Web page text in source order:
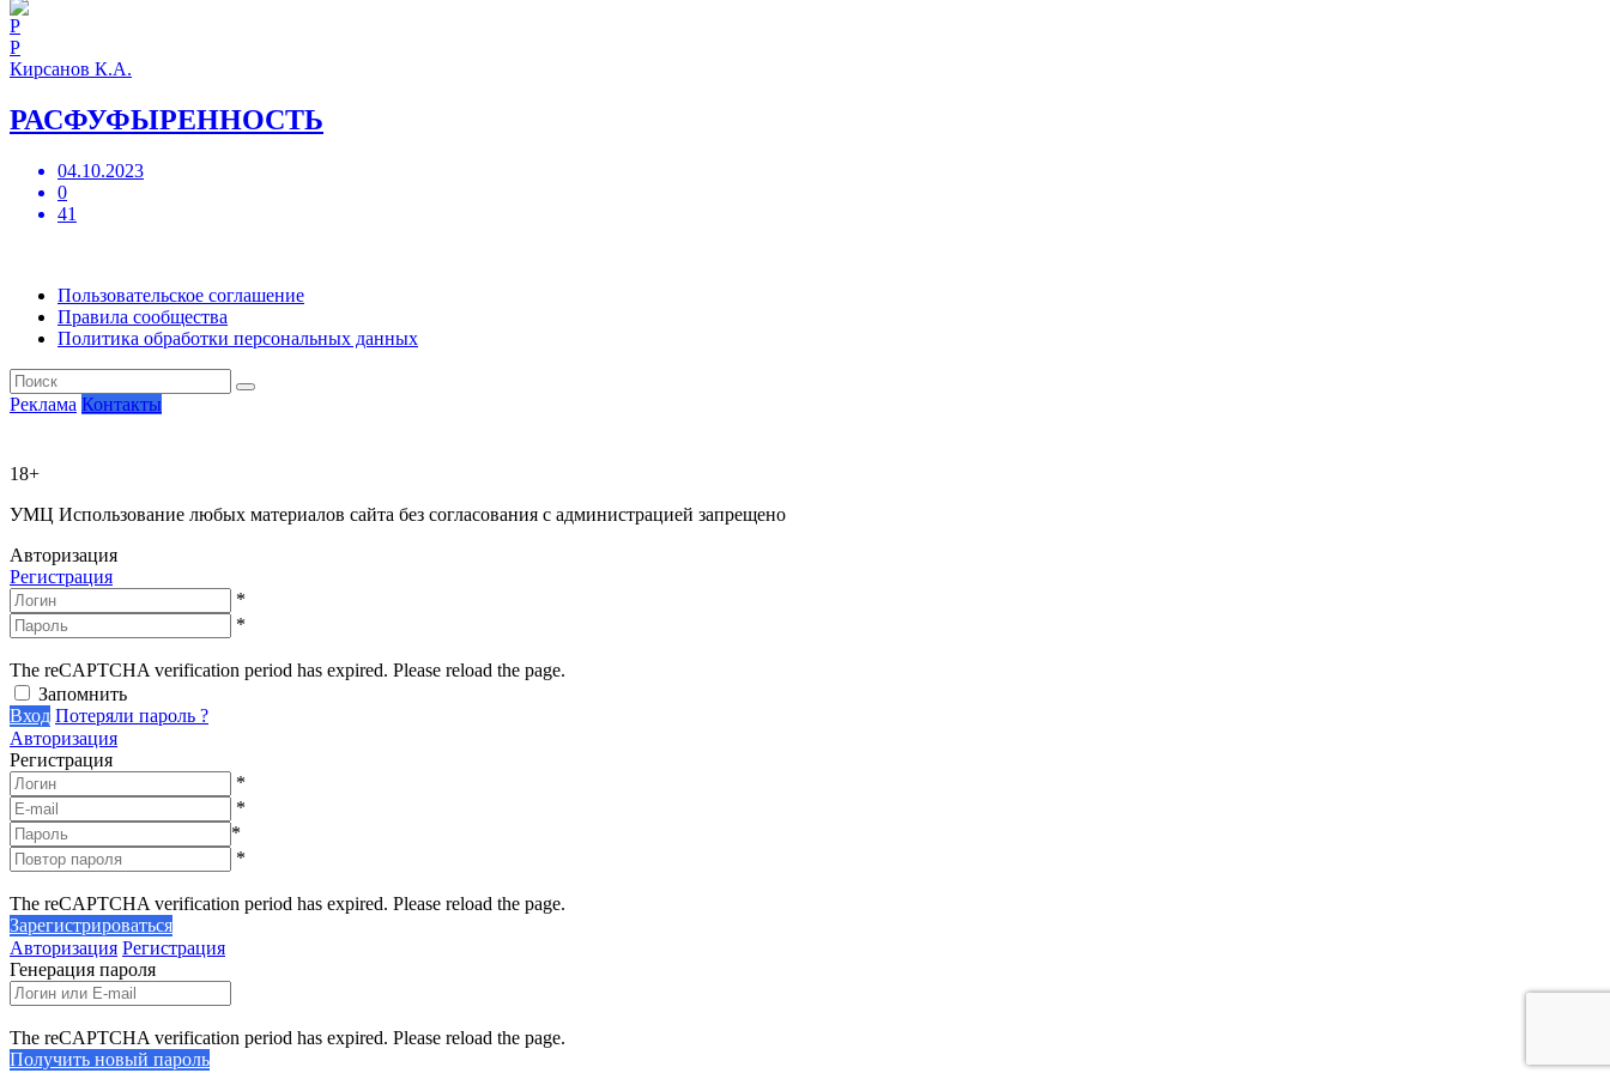
Р
Кирсанов К.А.
РАСФУФЫРЕННОСТЬ
04.10.2023
0
41
Пользовательское соглашение
Правила сообщества
Политика обработки персональных данных
Реклама Контакты
18+
УМЦ Использование любых материалов сайта без согласования с администрацией запрещено
Авторизация
Регистрация
*
*
The reCAPTCHA verification period has expired. Please reload the page.
Запомнить
Вход Потеряли пароль ?
Авторизация
Регистрация
*
*
*
*
The reCAPTCHA verification period has expired. Please reload the page.
Зарегистрироваться
Авторизация Регистрация
Генерация пароля
The reCAPTCHA verification period has expired. Please reload the page.
Получить новый пароль